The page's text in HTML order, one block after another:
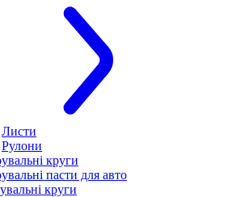
Листи
Рулони
круги
пасти для авто
круги